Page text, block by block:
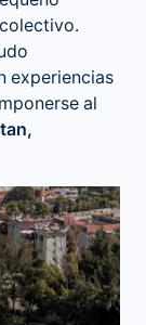
experiencias
al